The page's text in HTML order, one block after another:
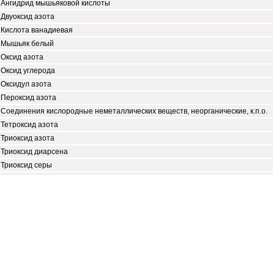
Ангидрид мышьяковой кислоты
Двуоксид азота
Кислота ванадиевая
Мышьяк белый
Оксид азота
Оксид углерода
Оксидул азота
Пероксид азота
Соединения кислородные неметаллических веществ, неорганические, к.п.о.
Тетроксид азота
Триоксид азота
Триоксид диарсена
Триоксид серы